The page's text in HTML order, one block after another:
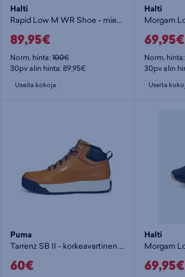
Halti
Rapid Low M WR Shoe - miesten kävelykengät
89,95€
Norm. hinta:100€
30pv alin hinta: 89,95€
Useita kokoja
Halti
69,95€
Norm.
30pv alin
Useita
Puma
Tarrenz SB II - korkeavartinen vaelluskenkä
60€
Halti
69,95€